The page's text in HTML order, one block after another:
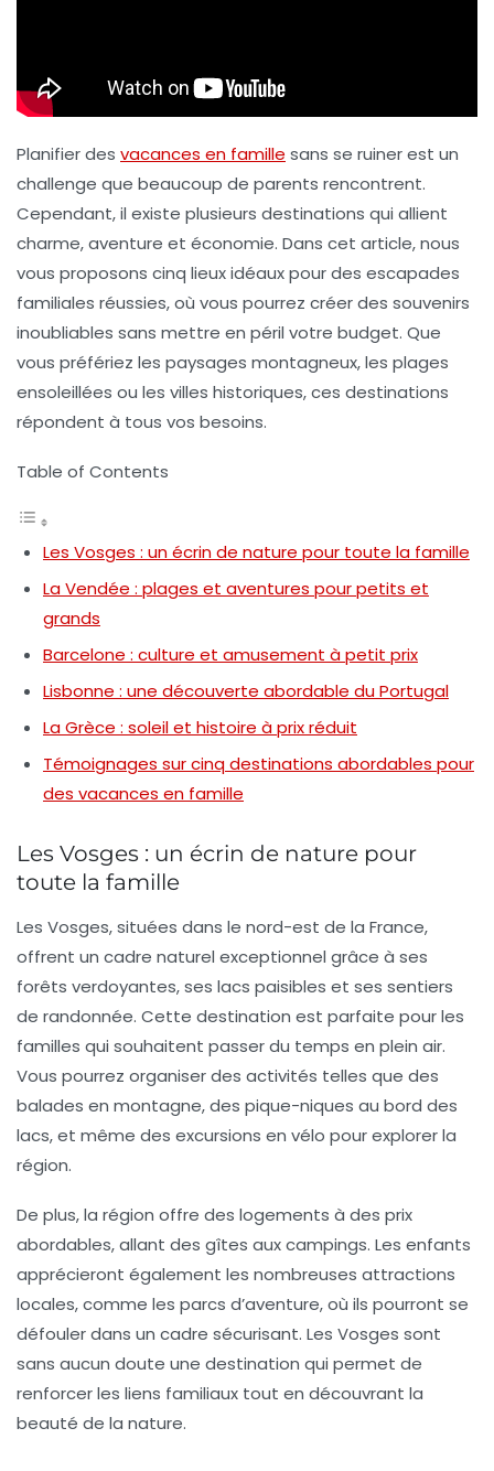
Planifier des vacances en famille sans se ruiner est un
challenge que beaucoup de parents rencontrent.
Cependant, il existe plusieurs destinations qui allient
charme,aventure et économie. Dans cet article, nous
vous proposons cinq lieux idéaux pour des escapades
familiales réussies, où vous pourrez créer des souvenirs
inoubliables sans mettre en péril votre budget. Que
vous préfériez les paysages montagneux, les plages
ensoleillées ou les villes historiques, ces destinations
répondent à tous vos besoins.
Table of Contents
Les Vosges : un écrin de nature pour toute la famille
La Vendée : plages et aventures pour petits et
grands
Barcelone : culture et amusement à petit prix
Lisbonne : une découverte abordable du Portugal
La Grèce : soleil et histoire à prix réduit
Témoignages sur cinq destinations abordables pour
des vacances en famille
Les Vosges : un écrin de nature pour
toute la famille
Les Vosges, situées dans le nord-est de la France,
offrent un cadre naturel exceptionnel grâce à ses
forêts verdoyantes, ses lacs paisibles et ses sentiers
de randonnée. Cette destination est parfaite pour les
familles qui souhaitent passer du temps en plein air.
Vous pourrez organiser des activités telles que des
balades en montagne, des pique-niques au bord des
lacs, et même des excursions en vélo pour explorer la
région.
De plus, la région offre des logements à des prix
abordables, allant des gîtes aux campings. Les enfants
apprécieront également les nombreuses attractions
locales, comme les parcs d’aventure, où ils pourront se
défouler dans un cadre sécurisant. Les Vosges sont
sans aucun doute une destination qui permet de
renforcer les liens familiaux tout en découvrant la
beauté de la nature.